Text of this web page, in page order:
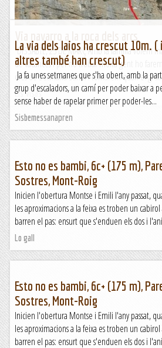
DISSABTE, 23 DE MARÇ Amb la família volem
de vacances i per no trobar molta gent ho farem
dies de Setmana Santa i tornarem quan el
Els Visas
La via dels Iaios ha crescut 10m. (
altres també han crescut)
Ja fa unes setmanes que s'ha obert, amb la
grup d'escaladors, un camí per poder baixar a
sense haber de rapelar primer per poder-les...
Sisbemessanapren
Esto no es bambi, 6c+ (175 m),
Sostres, Mont-Roig
Inicien l'obertura Montse i Emili l'any passat,
les aproximacions a la feixa es troben un
barren el pas: ensurt que s'enduen els dos i
Lo gall
Esto no es bambi, 6c+ (175 m),
Sostres, Mont-Roig
Inicien l'obertura Montse i Emili l'any passat,
les aproximacions a la feixa es troben un
barren el pas: ensurt que s'enduen els dos i